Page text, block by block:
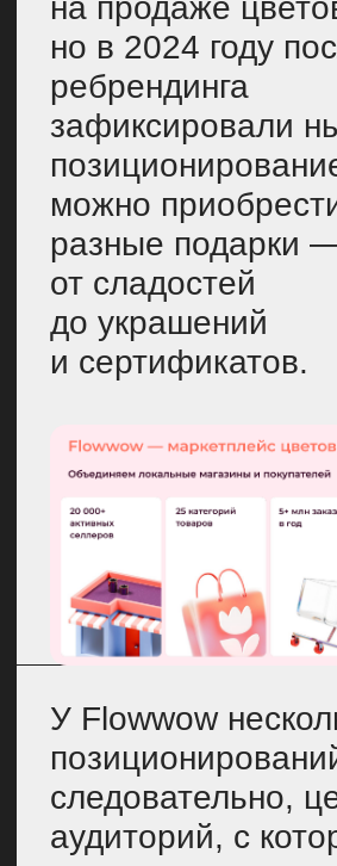
позиционирований (и,
следовательно, целевых
аудиторий, с которыми
мы коммуницируем). Вот
ключевые:
Крупный е-commerce-
игрок.Мы нишевый
маркетплейс, но в своей
сфере —лидеры
IT-компания
с продуктовым
в том числе приложение
для селлеров и ERP-
система Hoog.
товарами,
с помощью
которых каждый может
легко радовать близких,
друзей, коллег и себя.
Удобный инструмент
для развития бизнеса.
Селлерам мы помогаем
выйти на новую
аудиторию.
КТО